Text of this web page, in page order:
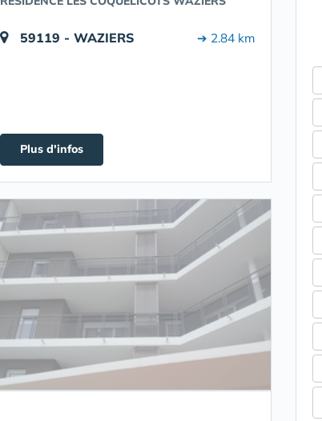
59119 - WAZIERS ➔ 2.84 km
Plus d'infos